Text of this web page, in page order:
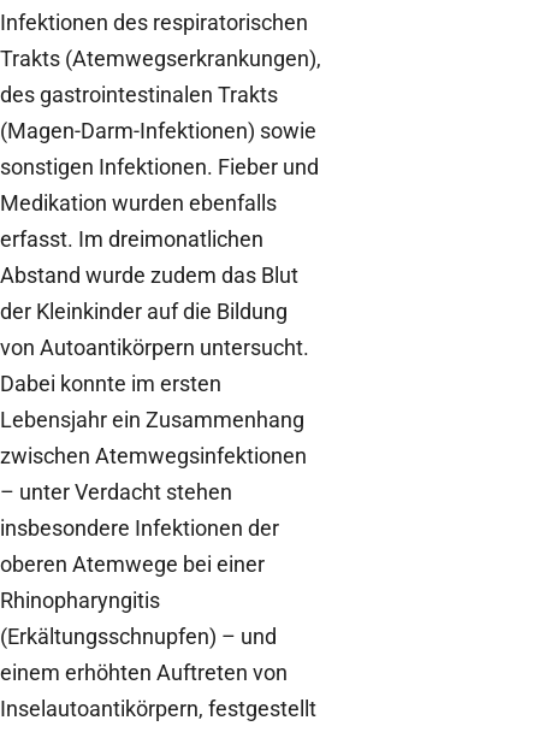
Infektionen des respiratorischen
Trakts (Atemwegserkrankungen),
des gastrointestinalen Trakts
(Magen-Darm-Infektionen) sowie
sonstigen Infektionen. Fieber und
Medikation wurden ebenfalls
erfasst. Im dreimonatlichen
Abstand wurde zudem das Blut
der Kleinkinder auf die Bildung
von Autoantikörpern untersucht.
Dabei konnte im ersten
Lebensjahr ein Zusammenhang
zwischen Atemwegsinfektionen
– unter Verdacht stehen
insbesondere Infektionen der
oberen Atemwege bei einer
Rhinopharyngitis
(Erkältungsschnupfen) – und
einem erhöhten Auftreten von
Inselautoantikörpern, festgestellt